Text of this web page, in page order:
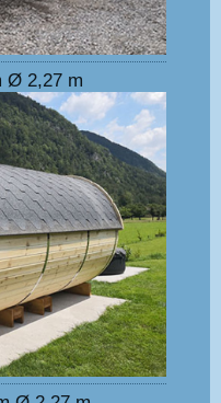
Ø 2,27 m